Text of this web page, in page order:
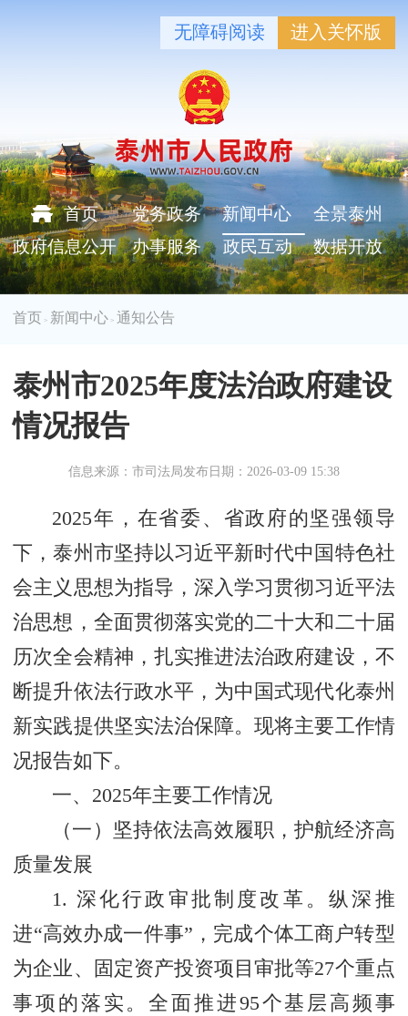
无障碍阅读 进入关怀版
首页 党务政务 新闻中心
全景泰州
政府信息公开
办事服务 政民互动 数据开放
首页 > 新闻中心 > 通知公告
泰州市2025年度法治政府建设
情况报告
信息来源：市司法局发布日期：2026-03-09 15:38
2025年，在省委、省政府的坚强领导
下，泰州市坚持以习近平新时代中国特色社
会主义思想为指导，深入学习贯彻习近平法
治思想，全面贯彻落实党的二十大和二十届
历次全会精神，扎实推进法治政府建设，不
断提升依法行政水平，为中国式现代化泰州
新实践提供坚实法治保障。现将主要工作情
况报告如下。
一、2025年主要工作情况
（一）坚持依法高效履职，护航经济高
质量发展
1. 深化行政审批制度改革。纵深推
进“高效办成一件事”，完成个体工商户转型
为企业、固定资产投资项目审批等27个重点
事项的落实。全面推进95个基层高频事